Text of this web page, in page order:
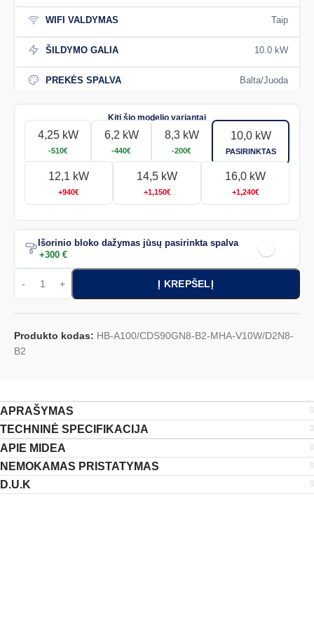
WIFI VALDYMAS Taip
ŠILDYMO GALIA 10.0 kW
PREKĖS SPALVA Balta/Juoda
4,25 kW
-510€
6,2 kW
-440€
8,3 kW
-200€
10,0 kW
PASIRINKTAS
12,1 kW
+940€
14,5 kW
+1,150€
16,0 kW
+1,240€
Išorinio bloko dažymas jūsų pasirinkta spalva
+300 €
Į KREPŠELĮ
Produkto kodas: HB-A100/CDS90GN8-B2-MHA-V10W/D2N8-
B2
APRAŠYMAS
TECHNINĖ SPECIFIKACIJA
APIE MIDEA
NEMOKAMAS PRISTATYMAS
D.U.K